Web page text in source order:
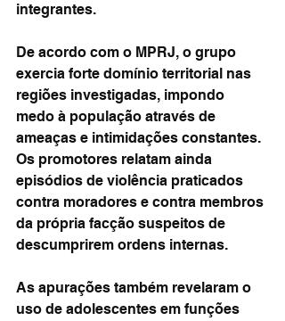
integrantes.
De acordo com o MPRJ, o grupo
exercia forte domínio territorial nas
regiões investigadas, impondo
medo à população através de
ameaças e intimidações constantes.
Os promotores relatam ainda
episódios de violência praticados
contra moradores e contra membros
da própria facção suspeitos de
descumprirem ordens internas.
As apurações também revelaram o
uso de adolescentes em funções